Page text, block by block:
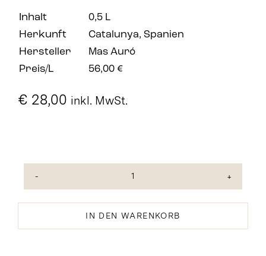
Inhalt
0,5 L
Herkunft
Catalunya, Spanien
Hersteller
Mas Auró
Preis/L
56,00 €
€ 28,00 inkl. MwSt.
Argudell
Bio
Olivenöl
IN DEN WARENKORB